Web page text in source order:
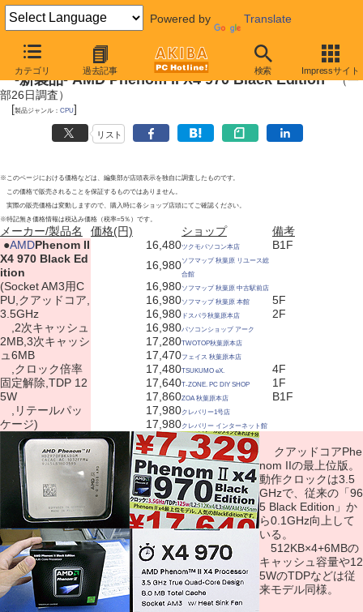
Powered by Translate
カテゴリ 過去記事 検索 Impressサイト
2010年9月25日号
-新製品- AMD Phenom II X4 970 Black Edition（一
部26日調査）
[製品ジャンル： CPU]
リスト
※このページにおける価格などは、編集部が店頭表示を独自に調査したものです。
この価格で販売されることを保証するものではありません。
実際の販売価格は変動しますので、購入時に各ショップ店頭にてご確認ください。
※特記無き価格情報は税込み価格（税率=5％）です。
メーカー/製品名 価格(円) ショップ
備考
●AMDPhenom II
X4 970 Black Ed
ition
(Socket AM3用C
PU,クアッドコア,
3.5GHz
,2次キャッシュ
2MB,3次キャッシ
ュ6MB
,クロック倍率
固定解除,TDP 12
5W
,リテールパッ
ケージ)
16,480ツクモパソコン本店
B1F
16,980ソフマップ 秋葉原 リユース総
合館
16,980ソフマップ 秋葉原 中古駅前店
16,980ソフマップ 秋葉原 本館
5F
16,980 ドスパラ秋葉原本店
2F
16,980パソコンショップ アーク
17,280TWOTOP秋葉原本店
17,470フェイス 秋葉原本店
17,480TSUKUMO eX.
4F
17,640T-ZONE. PC DIY SHOP
1F
17,860ZOA 秋葉原本店
B1F
17,980クレバリー1号店
17,980クレバリー インターネット館
クアッドコアPhe
nom IIの最上位版。
動作クロックは3.5
GHzで、従来の「96
5 Black Edition」か
ら0.1GHz向上して
いる。
512KB×4+6MBの
キャッシュ容量や12
5WのTDPなどは従
来モデル同様。